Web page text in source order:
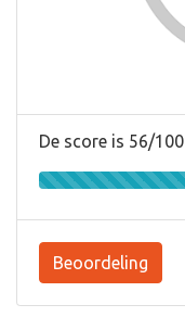
De score is 56/100
Beoordeling